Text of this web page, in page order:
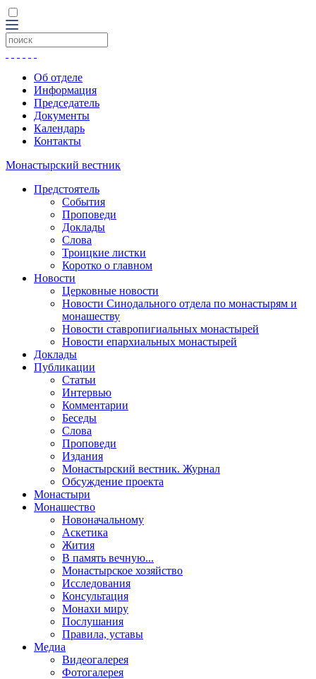
Об отделе
Информация
Председатель
Документы
Календарь
Контакты
Монастырский вестник
Предстоятель
События
Проповеди
Доклады
Слова
Троицкие листки
Коротко о главном
Новости
Церковные новости
Новости Синодального отдела по монастырям и
монашеству
Новости ставропигиальных монастырей
Новости епархиальных монастырей
Доклады
Публикации
Статьи
Интервью
Комментарии
Беседы
Слова
Проповеди
Издания
Монастырский вестник. Журнал
Обсуждение проекта
Монастыри
Монашество
Новоначальному
Аскетика
Жития
В память вечную...
Монастырское хозяйство
Исследования
Консультация
Монахи миру
Послушания
Правила, уставы
Медиа
Видеогалерея
Фотогалерея